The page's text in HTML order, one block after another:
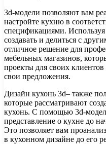
3d-модели позволяют вам
настройте кухню в
спецификациями.
создавать и делиться с
отличное решение для
мебельных магазинов,
проекты для своих
свои предложения.
Дизайн кухонь 3d– также
которые рассматривают
кухонь. С помощью 3d-
представление о кухне до
Это позволяет вам
в кухонном дизайне до его